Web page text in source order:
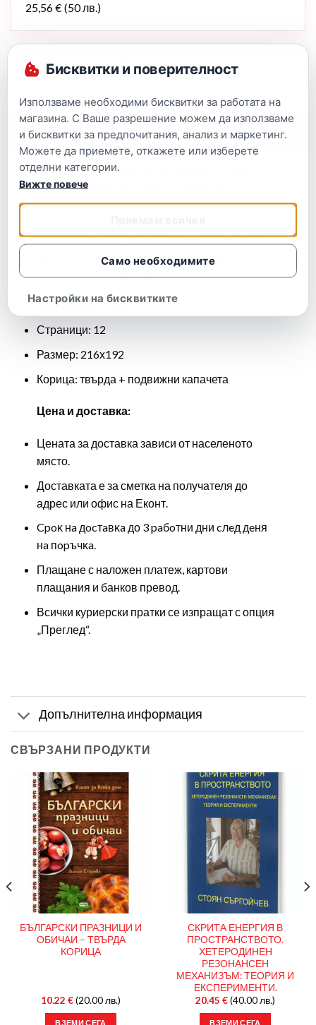
25,56 € (50 лв.)
Описание
Могат ли животните да разговарят и какво си
говорят? Какво ни казват с движенията на
опашката, с шарките си, с миризмите си?
Отговорите на тези и на още много въпроси
ще откриете под капачетата по страниците на
Издателство: Фют
Страници: 12
Размер: 216х192
Корица: твърда + подвижни капачета
Цена и доставка:
Цената за доставка зависи от населеното
място.
Доставката е за сметка на получателя до
адрес или офис на Еконт.
Cpoĸ нa дocтaвĸa до 3 paбoтни дни cлeд дeня
нa пopъчĸa.
Плащане с наложен платеж, картови
плащания и банков превод.
Всички куриерски пратки се изпращат с опция
„Преглед“.
Допълнителна информация
СВЪРЗАНИ ПРОДУКТИ
БЪЛГАРСКИ ПРАЗНИЦИ И
ОБИЧАИ – ТВЪРДА
КОРИЦА
10.22 €(20.00 лв.)
ВЗЕМИ СЕГА
СКРИТА ЕНЕРГИЯ В
ПРОСТРАНСТВОТО.
ХЕТЕРОДИНЕН
РЕЗОНАНСЕН
МЕХАНИЗЪМ: ТЕОРИЯ И
ЕКСПЕРИМЕНТИ.
20.45 €(40.00 лв.)
ВЗЕМИ СЕГА
Бисквитки и поверителност
Използваме необходими бисквитки за работата на
магазина. С Ваше разрешение можем да използваме
и бисквитки за предпочитания, анализ и маркетинг.
Можете да приемете, откажете или изберете
отделни категории.
Само необходимите
Настройки на бисквитките
Вижте повече